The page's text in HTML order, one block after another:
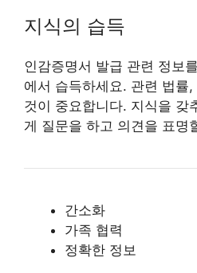
지식의 습득
인감증명서 발급 관련 정보
에서 습득하세요. 관련 법률
것이 중요합니다. 지식을 갖
게 질문을 하고 의견을 표명
간소화
가족 협력
정확한 정보